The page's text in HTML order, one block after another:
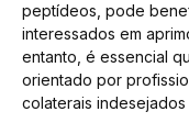
peptídeos, pode
interessados em
entanto, é essencial
orientado por
colaterais